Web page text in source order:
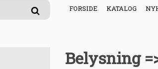
FORSIDE KATALOG
Belysning